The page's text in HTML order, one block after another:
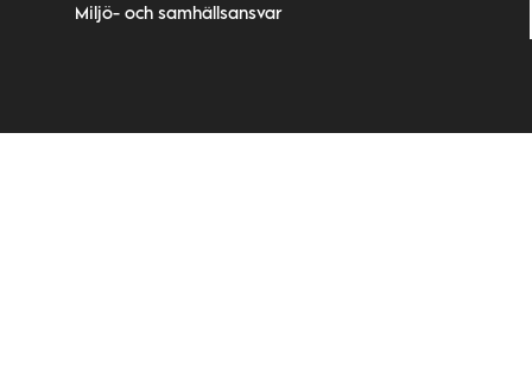
Miljö- och samhällsansvar